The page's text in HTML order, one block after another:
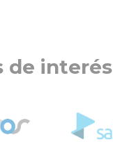
de interés